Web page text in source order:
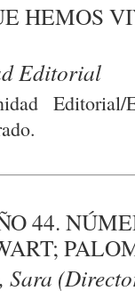
HEMOS
Editorial
44.
Sara